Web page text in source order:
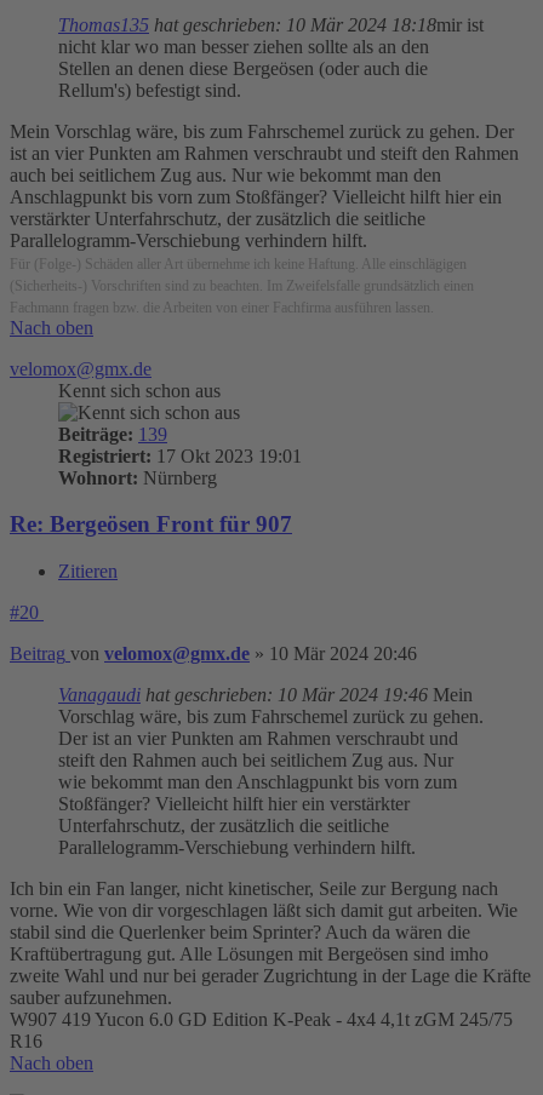
Thomas135 hat geschrieben: 10 Mär 2024 18:18mir ist
nicht klar wo man besser ziehen sollte als an den
Stellen an denen diese Bergeösen (oder auch die
Rellum's) befestigt sind.
Mein Vorschlag wäre, bis zum Fahrschemel zurück zu gehen. Der
ist an vier Punkten am Rahmen verschraubt und steift den Rahmen
auch bei seitlichem Zug aus. Nur wie bekommt man den
Anschlagpunkt bis vorn zum Stoßfänger? Vielleicht hilft hier ein
verstärkter Unterfahrschutz, der zusätzlich die seitliche
Parallelogramm-Verschiebung verhindern hilft.
Für (Folge-) Schäden aller Art übernehme ich keine Haftung. Alle einschlägigen
(Sicherheits-) Vorschriften sind zu beachten. Im Zweifelsfalle grundsätzlich einen
Fachmann fragen bzw. die Arbeiten von einer Fachfirma ausführen lassen.
Nach oben
velomox@gmx.de
Kennt sich schon aus
Beiträge: 139
Registriert: 17 Okt 2023 19:01
Wohnort: Nürnberg
Re: Bergeösen Front für 907
Zitieren
#20
Beitrag von velomox@gmx.de » 10 Mär 2024 20:46
Vanagaudi hat geschrieben: 10 Mär 2024 19:46 Mein
Vorschlag wäre, bis zum Fahrschemel zurück zu gehen.
Der ist an vier Punkten am Rahmen verschraubt und
steift den Rahmen auch bei seitlichem Zug aus. Nur
wie bekommt man den Anschlagpunkt bis vorn zum
Stoßfänger? Vielleicht hilft hier ein verstärkter
Unterfahrschutz, der zusätzlich die seitliche
Parallelogramm-Verschiebung verhindern hilft.
Ich bin ein Fan langer, nicht kinetischer, Seile zur Bergung nach
vorne. Wie von dir vorgeschlagen läßt sich damit gut arbeiten. Wie
stabil sind die Querlenker beim Sprinter? Auch da wären die
Kraftübertragung gut. Alle Lösungen mit Bergeösen sind imho
zweite Wahl und nur bei gerader Zugrichtung in der Lage die Kräfte
sauber aufzunehmen.
W907 419 Yucon 6.0 GD Edition K-Peak - 4x4 4,1t zGM 245/75
R16
Nach oben